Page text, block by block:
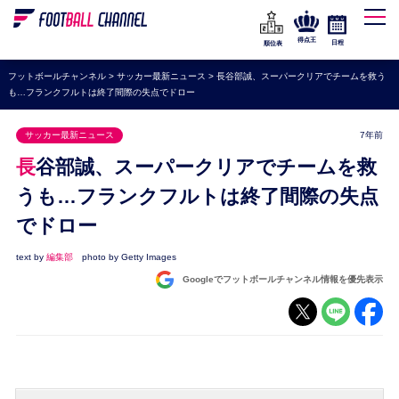
WEリーグ
海外サッカー
プレミアリーグ
ラ・リーガ
セリエA
ブンデスリーガ
UEFA
ナショナルチーム
順位表
得点王 日程
フットボールチャンネル> サッカー最新ニュース > 長谷部誠、スーパークリアでチームを救う
も…フランクフルトは終了間際の失点でドロー
サッカー最新ニュース 7年前
長谷部誠、スーパークリアでチームを救
うも…フランクフルトは終了間際の失点
でドロー
text by 編集部 photo by Getty Images
Googleでフットボールチャンネル情報を優先表示